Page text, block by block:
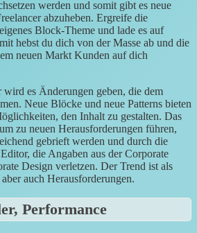
werden und somit gibt es neue
abzuheben. Ergreife die
Block-Theme und lade es auf
hebst du dich von der Masse ab und die
neuen Markt Kunden auf dich
es Änderungen geben, die dem
Neue Blöcke und neue Patterns bieten
den Inhalt zu gestalten. Das
zu neuen Herausforderungen führen,
gebrieft werden und durch die
die Angaben aus der Corporate
Design verletzen. Der Trend ist als
auch Herausforderungen.
Performance